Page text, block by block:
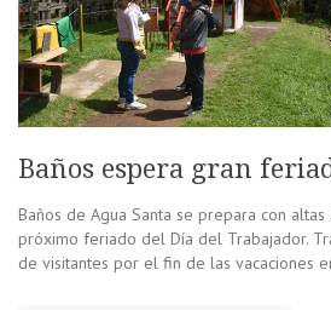
Baños espera gran
Baños de Agua Santa se prepara con
próximo feriado del Día del Trabajador.
de visitantes por el fin de las vacaciones